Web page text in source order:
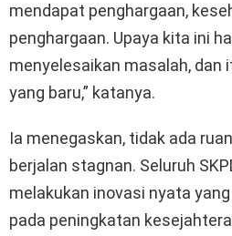
mendapat penghargaan,
penghargaan. Upaya kita ini
menyelesaikan masalah, dan
yang baru,” katanya.
Ia menegaskan, tidak ada
berjalan stagnan. Seluruh
melakukan inovasi nyata
pada peningkatan